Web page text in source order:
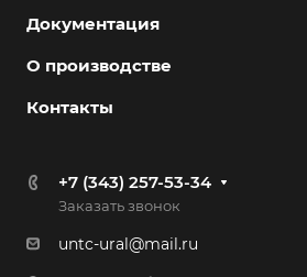
Документация
О производстве
Контакты
+7 (343) 257-53-34
Заказать звонок
untc-ural@mail.ru